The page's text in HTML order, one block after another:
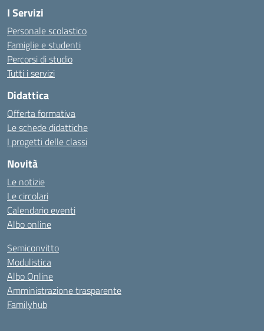
I Servizi
Personale scolastico
Famiglie e studenti
Percorsi di studio
Tutti i servizi
Didattica
Offerta formativa
Le schede didattiche
I progetti delle classi
Novità
Le notizie
Le circolari
Calendario eventi
Albo online
Semiconvitto
Modulistica
Albo Online
Amministrazione trasparente
Familyhub